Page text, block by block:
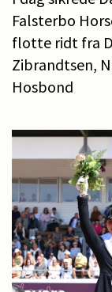
Falsterbo
flotte ridt fra
Zibrandtsen,
Hosbond